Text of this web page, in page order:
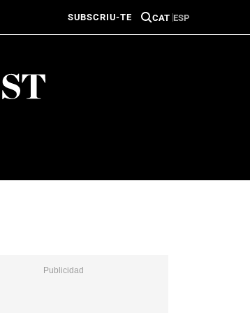
SUBSCRIU-TE CAT ESP